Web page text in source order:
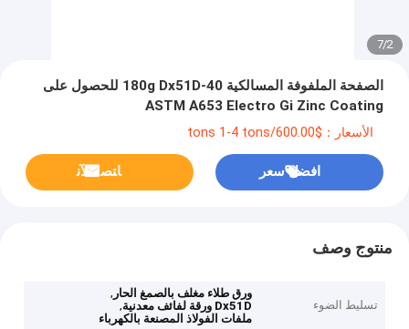
2
/
7
الصفحة الملفوفة المسالكية 40-180g Dx51D للحصول على
ASTM A653 Electro Gi Zinc Coating
الأسعار：$600.00/tons 1-4 tons
افضل سعر ﺎﺘﺼﻟ ﺍﻶﻧ
منتوج وصف
تسليط الضوء
ورق طلاء مغلف بالصمغ الحار ,
Dx51D ورقة لفائف معدنية
,
ملفات الفولاذ المصنعة بالكهرباء